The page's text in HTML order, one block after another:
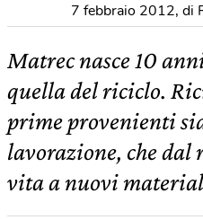
7 febbraio 2012, di
Matrec nasce 10
quella del riciclo.
prime provenienti
lavorazione, che dal
vita a nuovi